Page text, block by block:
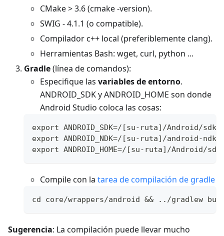
CMake > 3.6 (cmake -version).
SWIG - 4.1.1 (o compatible).
Compilador c++ local (preferiblemente clang).
Herramientas Bash: wget, curl, python ...
Gradle(línea de comandos):
Especifique las variables de entorno.
ANDROID_SDK y ANDROID_HOME son donde
Android Studio coloca las cosas:
export ANDROID_SDK=/[su-ruta]/Android/sdk
export ANDROID_NDK=/[su-ruta]/android-ndk-
export ANDROID_HOME=/[su-ruta]/Android/sdk
Compile con la tarea de compilación de gradle
cd core/wrappers/android && ../gradlew
Sugerencia: La compilación puede llevar mucho